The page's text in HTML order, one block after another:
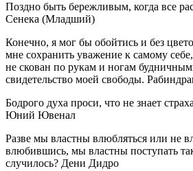
Поздно быть бережливым, когда все
Сенека (Младший)
Конечно, я мог бы обойтись и без
мне сохранить уважение к самому
не скован по рукам и ногам
свидетельство моей свободы.
Бодрого духа проси, что не знает
Юний Ювенал
Разве мы властны влюбляться или не
влюбившись, мы властны поступать
случилось? Дени Дидро